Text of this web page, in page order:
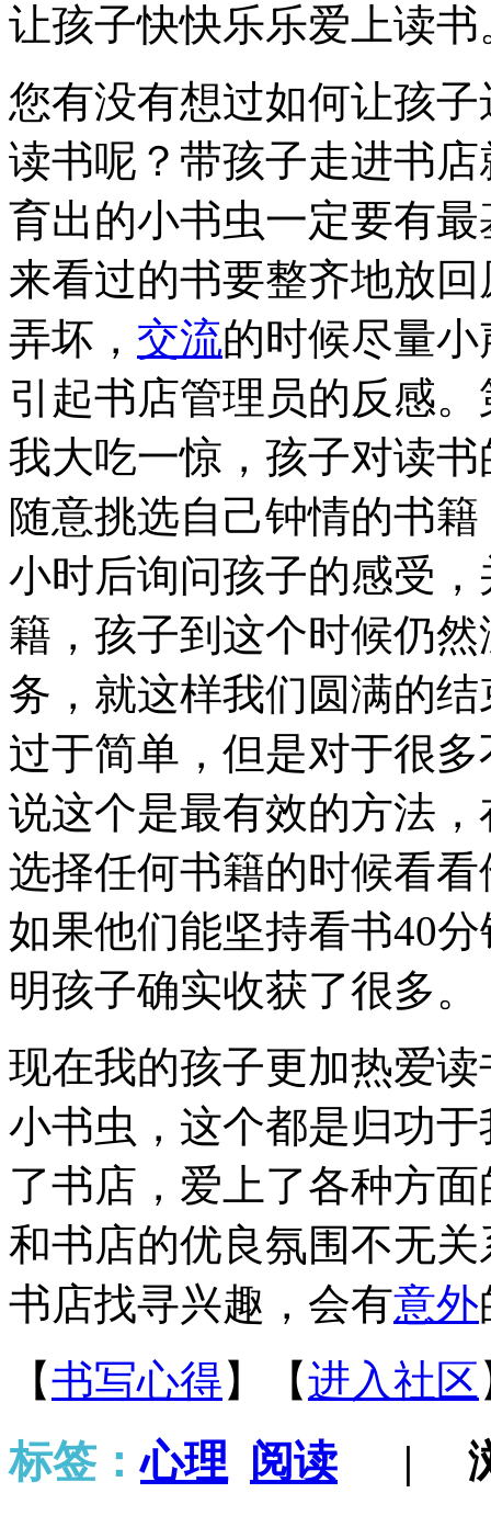
让孩子快快乐乐爱上读书
您有没有想过如何让孩
读书呢？带孩子走进书
育出的小书虫一定要有
来看过的书要整齐地放
弄坏， 交流的时候尽量
引起书店管理员的反感
我大吃一惊，孩子对读
随意挑选自己钟情的书
小时后询问孩子的感受
籍，孩子到这个时候仍
务，就这样我们圆满的
过于简单，但是对于很
说这个是最有效的方法
选择任何书籍的时候看
如果他们能坚持看书40
明孩子确实收获了很多。
现在我的孩子更加热爱
小书虫，这个都是归功
了书店，爱上了各种方面
和书店的优良氛围不无
书店找寻兴趣，会有意外
【书写心得】 【进入社区
标签：心理 阅读 | 浏